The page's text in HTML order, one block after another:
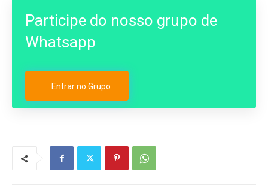
Participe do nosso grupo de
Whatsapp
Entrar no Grupo